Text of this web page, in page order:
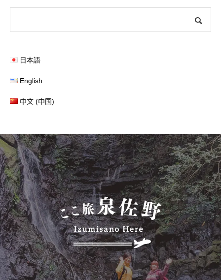
日本語
English
中文 (中国)